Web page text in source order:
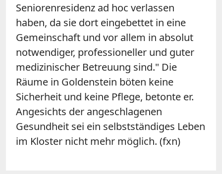
Seniorenresidenz ad hoc verlassen
haben, da sie dort eingebettet in eine
Gemeinschaft und vor allem in absolut
notwendiger, professioneller und guter
medizinischer Betreuung sind." Die
Räume in Goldenstein böten keine
Sicherheit und keine Pflege, betonte er.
Angesichts der angeschlagenen
Gesundheit sei ein selbstständiges Leben
im Kloster nicht mehr möglich. (fxn)